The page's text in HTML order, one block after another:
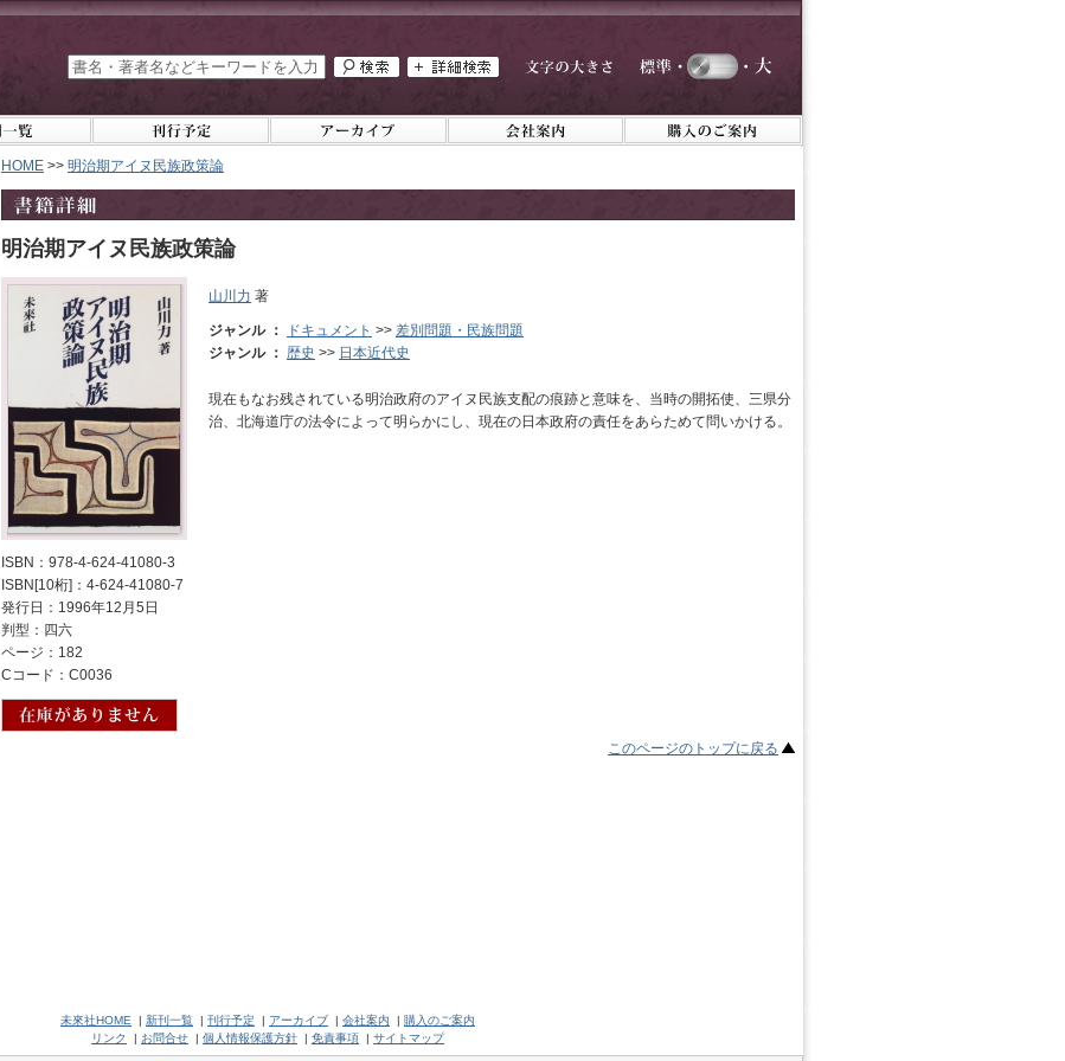
HOME >> 明治期アイヌ民族政策論
明治期アイヌ民族政策論
ISBN：978-4-624-41080-3
ISBN[10桁]：4-624-41080-7
発行日：1996年12月5日
判型：四六
ページ：182
Cコード：C0036
山川力 著
ジャンル ： ドキュメント >> 差別問題・民族問題
ジャンル ： 歴史 >> 日本近代史
現在もなお残されている明治政府のアイヌ民族支配の痕跡と意味を、当時の開拓使、三県分
治、北海道庁の法令によって明らかにし、現在の日本政府の責任をあらためて問いかける。
このページのトップに戻る
未來社HOME | 新刊一覧 | 刊行予定 | アーカイブ | 会社案内 | 購入のご案内
リンク
| お問合せ | 個人情報保護方針 | 免責事項 | サイトマップ